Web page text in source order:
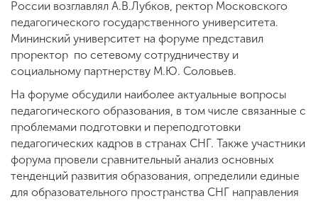
России возглавлял А.В.Лубков, ректор Московского
педагогического государственного университета.
Мининский университет на форуме представил
проректор по сетевому сотрудничеству и
социальному партнерству М.Ю. Соловьев.
На форуме обсудили наиболее актуальные вопросы
педагогического образования, в том числе связанные с
проблемами подготовки и переподготовки
педагогических кадров в странах СНГ. Также участники
форума провели сравнительный анализ основных
тенденций развития образования, определили единые
для образовательного пространства СНГ направления